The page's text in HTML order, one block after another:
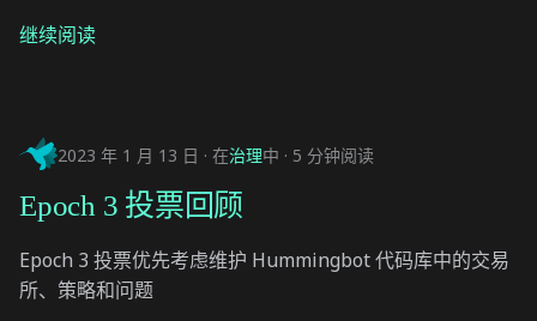
继续阅读
2023 年 1 月 13 日 在治理中 5 分钟阅读
Epoch 3 投票回顾
Epoch 3 投票优先考虑维护 Hummingbot 代码库中的交易
所、策略和问题